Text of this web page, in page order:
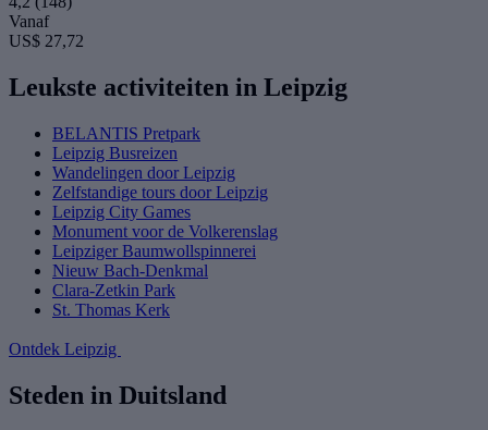
Vanaf
US$ 27,72
Leukste activiteiten in Leipzig
BELANTIS Pretpark
Leipzig Busreizen
Wandelingen door Leipzig
Zelfstandige tours door Leipzig
Leipzig City Games
Monument voor de Volkerenslag
Leipziger Baumwollspinnerei
Nieuw Bach-Denkmal
Clara-Zetkin Park
St. Thomas Kerk
Ontdek Leipzig
Steden in Duitsland